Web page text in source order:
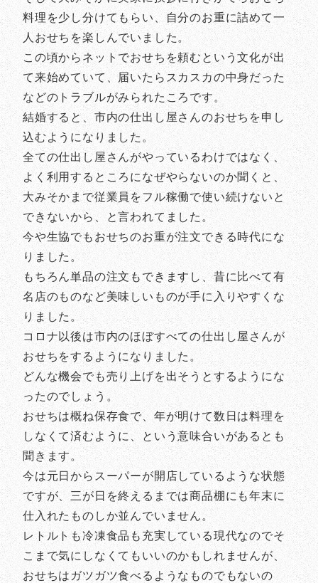
料理を少し分けてもらい、自分のお重に詰めて一
人おせちを楽しんでいました。
この頃からネットでおせちを頼むという文化が出
て来始めていて、届いたらスカスカの中身だった
などのトラブルがみられたころです。
結婚すると、市内の仕出し屋さんのおせちを申し
込むようになりました。
全ての仕出し屋さんがやっているわけではなく、
よく利用するところになぜやらないのか聞くと、
大みそかまで従業員をフル稼働で使い続けないと
できないから、と言われてました。
今や生協でもおせちのお重が注文できる時代にな
りました。
もちろん単品の注文もできますし、昔に比べて有
名店のものなど美味しいものが手に入りやすくな
りました。
コロナ以後は市内のほぼすべての仕出し屋さんが
おせちをするようになりました。
どんな機会でも売り上げを出そうとするようにな
ったのでしょう。
おせちは概ね保存食で、年が明けて数日は料理を
しなくて済むように、という意味合いがあるとも
聞きます。
今は元日からスーパーが開店しているような状態
ですが、三が日を終えるまでは商品棚にも年末に
仕入れたものしか並んでいません。
レトルトも冷凍食品も充実している現代なのでそ
こまで気にしなくてもいいのかもしれませんが、
おせちはガツガツ食べるようなものでもないの